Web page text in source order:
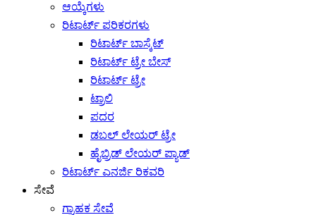
ಆಯ್ಕೆಗಳು
ರಿಟಾರ್ಟ್ ಪರಿಕರಗಳು
ರಿಟಾರ್ಟ್ ಬಾಸ್ಕೆಟ್
ರಿಟಾರ್ಟ್ ಟ್ರೇ ಬೇಸ್
ರಿಟಾರ್ಟ್ ಟ್ರೇ
ಟ್ರಾಲಿ
ಪದರ
ಡಬಲ್ ಲೇಯರ್ ಟ್ರೇ
ಹೈಬ್ರಿಡ್ ಲೇಯರ್ ಪ್ಯಾಡ್
ರಿಟಾರ್ಟ್ ಎನರ್ಜಿ ರಿಕವರಿ
ಸೇವೆ
ಗ್ರಾಹಕ ಸೇವೆ